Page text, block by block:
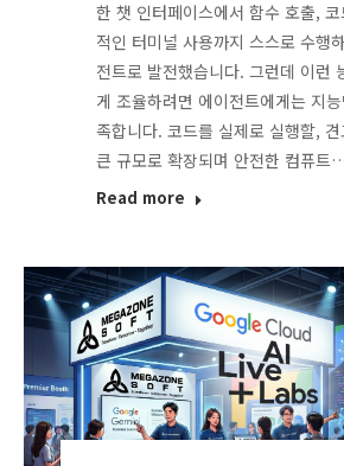
한 챗 인터페이스에서 함수 호출,
적인 터미널 사용까지 스스로 수행
전트로 발전했습니다. 그런데 이런
게 조율하려면 에이전트에게는 지
족합니다. 코드를 실제로 실행할,
큰 규모로 확장되며 안전한 컴퓨트
Read more